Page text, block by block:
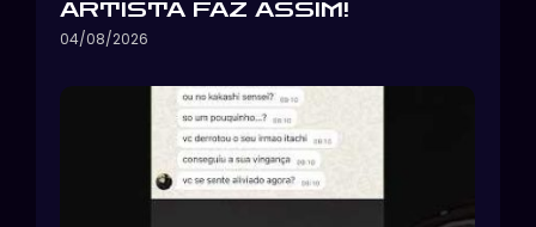
ARTISTA FAZ ASSIM!
04/08/2026